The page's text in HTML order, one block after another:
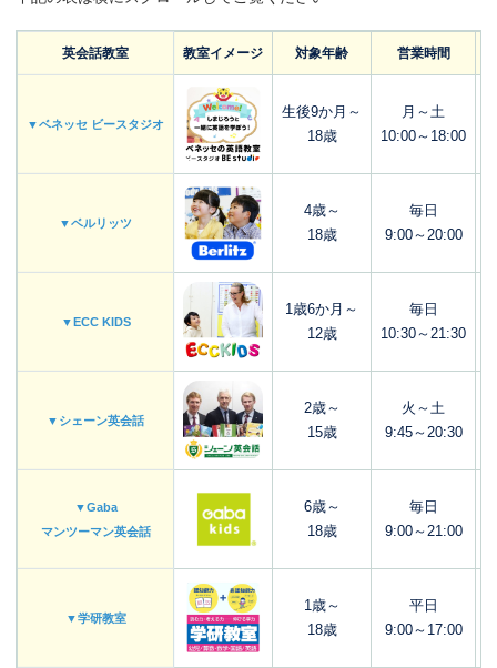
英会話教室 教室イメージ 対象年齢 営業時間
▼ベネッセ ビースタジオ
生後9か月～
18歳
月～土
10:00～18:00
▼ベルリッツ
4歳～
18歳
毎日
9:00～20:00
▼ECC KIDS
1歳6か月～
12歳
毎日
10:30～21:30
▼シェーン英会話
2歳～
15歳
火～土
9:45～20:30
▼Gaba
マンツーマン英会話
6歳～
18歳
毎日
9:00～21:00
▼学研教室
1歳～
18歳
平日
9:00～17:00